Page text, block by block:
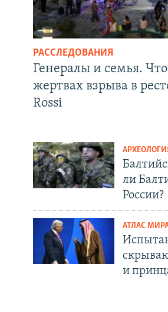
РАССЛЕДОВАНИЯ
Генералы и семья.
жертвах взрыва в
Rossi
ли
России?
АТЛАС
и